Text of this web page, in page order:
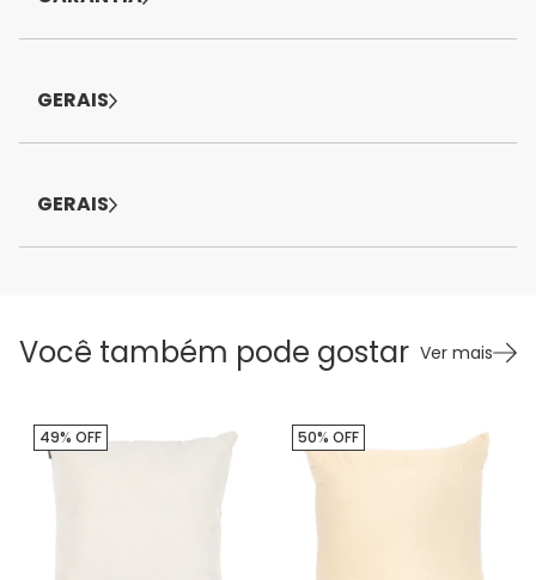
GERAIS
GERAIS
Você também pode gostar Ver mais
49% OFF 50% OFF